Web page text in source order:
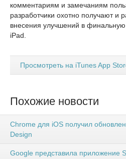
комментариям и замечаниям
разработчики охотно получают и
внесения улучшений в
iPad.
Просмотреть на iTunes App
Похожие новости
Chrome для iOS получил
Design
Google представила приложение